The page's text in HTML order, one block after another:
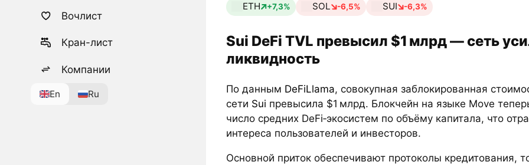
Вочлист
Кран-лист
Компании
En Ru
ETH +7,3% SOL -6,5% SUI -6,3%
Sui DeFi TVL превысил $1 млрд — сеть
ликвидность
По данным DeFiLlama, совокупная заблокированная
сети Sui превысила $1 млрд. Блокчейн на языке Move
число средних DeFi‑экосистем по объёму капитала, что
интереса пользователей и инвесторов.
Основной приток обеспечивают протоколы кредитования,